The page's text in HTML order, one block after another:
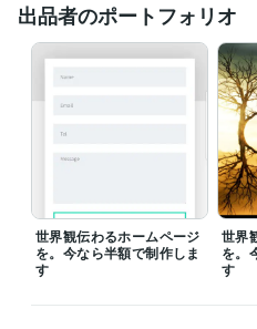
出品者のポートフォリオ
世界観伝わるホームページ
を。今なら半額で制作しま
す
世界
を。
す